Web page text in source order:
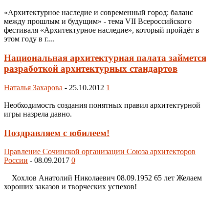
«Архитектурное наследие и современный город: баланс
между прошлым и будущим» - тема VII Всероссийского
фестиваля «Архитектурное наследие», который пройдёт в
этом году в г....
Национальная архитектурная палата займется
разработкой архитектурных стандартов
Наталья Захарова - 25.10.2012 1
Необходимость создания понятных правил архитектурной
игры назрела давно.
Поздравляем с юбилеем!
Правление Сочинской организации Союза архитекторов
России - 08.09.2017 0
Хохлов Анатолий Николаевич 08.09.1952 65 лет Желаем
хороших заказов и творческих успехов!